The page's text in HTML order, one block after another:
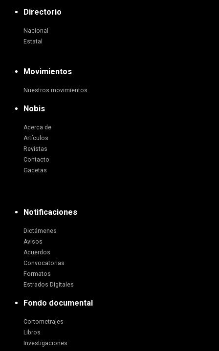
Directorio
Nacional
Estatal
Movimientos
Nuestros movimientos
Nobis
Acerca de
Artículos
Revistas
Contacto
Gacetas
Notificaciones
Dictámenes
Avisos
Acuerdos
Convocatorias
Formatos
Estrados Digitales
Fondo documental
Cortometrajes
Libros
Investigaciones